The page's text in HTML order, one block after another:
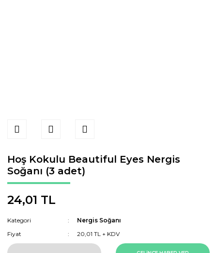
Hoş Kokulu Beautiful Eyes Nergis
Soğanı (3 adet)
24,01 TL
Kategori
Nergis Soğanı
Fiyat
20,01 TL + KDV